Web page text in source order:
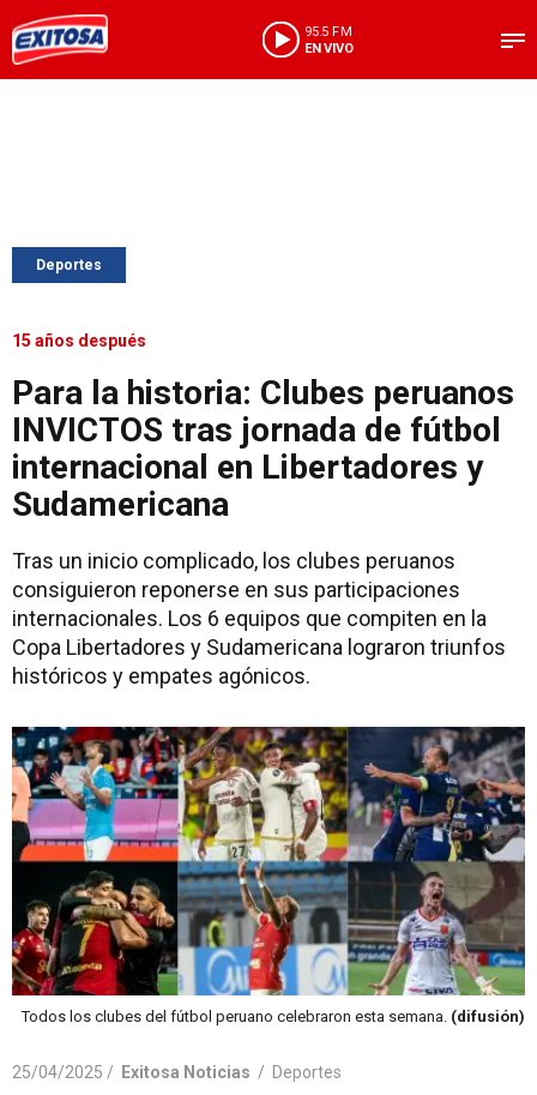
95.5 FM
EN VIVO
Deportes
15 años después
Para la historia: Clubes peruanos
INVICTOS tras jornada de fútbol
internacional en Libertadores y
Sudamericana
Tras un inicio complicado, los clubes peruanos
consiguieron reponerse en sus participaciones
internacionales. Los 6 equipos que compiten en la
Copa Libertadores y Sudamericana lograron triunfos
históricos y empates agónicos.
Todos los clubes del fútbol peruano celebraron esta semana. (difusión)
25/04/2025 / Exitosa Noticias / Deportes